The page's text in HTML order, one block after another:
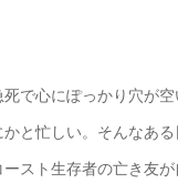
で心にぽっかり穴が
と忙しい。そんなあ
スト生存者の亡き友